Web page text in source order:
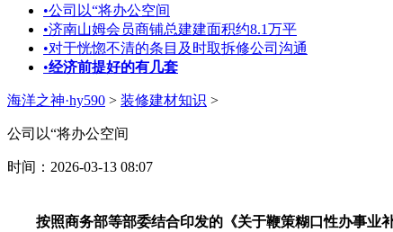
•公司以“将办公空间
•济南山姆会员商铺总建建面积约8.1万平
•对于恍惚不清的条目及时取拆修公司沟通
•经济前提好的有几套
海洋之神·hy590 > 装修建材知识 >
公司以“将办公空间
时间：2026-03-13 08:07
按照商务部等部委结合印发的《关于鞭策糊口性办事业补